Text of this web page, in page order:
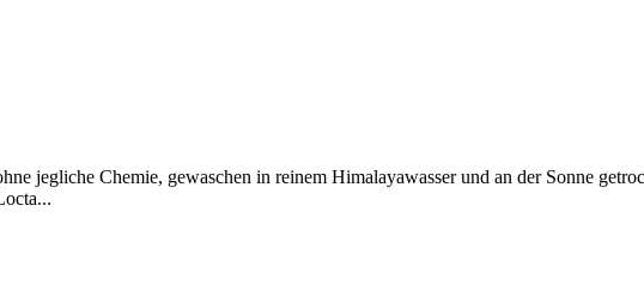
jegliche Chemie, gewaschen in reinem Himalayawasser und an der Sonne